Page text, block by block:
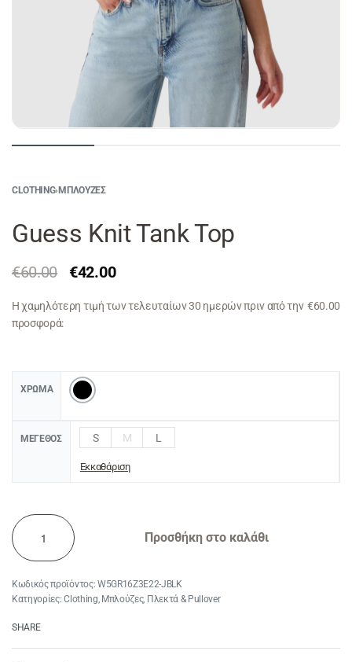
CLOTHING› ΜΠΛΟΎΖΕΣ
Guess Knit Tank Top
€60.00 €42.00
Η χαμηλότερη τιμή των τελευταίων 30 ημερών πριν από την
προσφορά:
€60.00
ΧΡΏΜΑ
ΜΈΓΕΘΟΣ S M L
Εκκαθάριση
Προσθήκη στο καλάθι
W5GR16Z3E22-JBLK
Κατηγορίες:Clothing, Μπλούζες, Πλεκτά & Pullover
SHARE